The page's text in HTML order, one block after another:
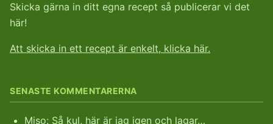
Skicka gärna in ditt egna recept så publicerar vi det
här!
Att skicka in ett recept är enkelt, klicka här.
SENASTE KOMMENTARERNA
Miso: Så kul, här är jag igen och lagar…